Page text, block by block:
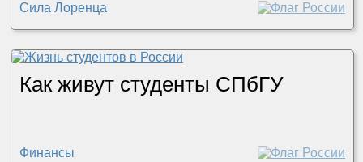
Сила Лоренца
Как живут студенты СПбГУ
Финансы